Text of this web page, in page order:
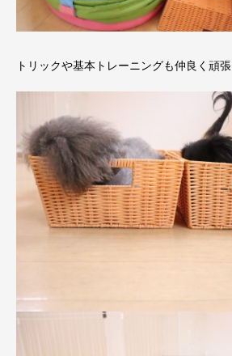
トリックや基本トレーニングも仲良く頑